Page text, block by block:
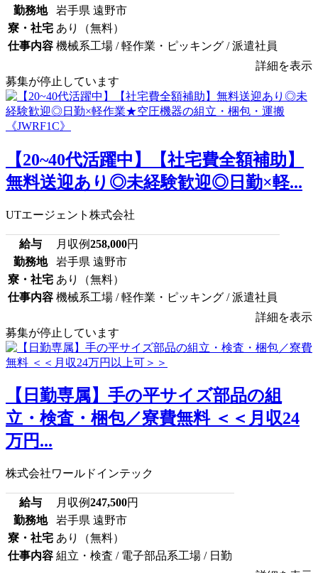
勤務地
岩手県 遠野市
寮・社宅 あり（無料）
仕事内容 機械系工場 / 軽作業・ピッキング / 派遣社員
詳細を表示
募集が停止しています
【20~40代活躍中】【社宅費全額補助】
無料送迎あり◎未経験歓迎◎日勤×軽...
UTエージェント株式会社
給与 月収例258,000円
勤務地
岩手県 遠野市
寮・社宅 あり（無料）
仕事内容 機械系工場 / 軽作業・ピッキング / 派遣社員
詳細を表示
募集が停止しています
【日勤専属】手の平サイズ部品の組
立・検査・梱包／寮費無料 ＜＜月収24
万円...
株式会社ワールドインテック
給与 月収例247,500円
勤務地
岩手県 遠野市
寮・社宅 あり（無料）
仕事内容 組立・検査 / 電子部品系工場 / 日勤